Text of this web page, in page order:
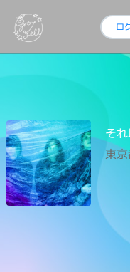
ロ
そ
東